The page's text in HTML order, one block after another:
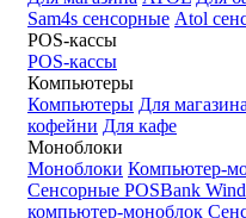
Sam4s сенсорные Atol
POS-кассы
POS-кассы
Компьютеры
Компьютеры Для магазина
кофейни Для кафе
Моноблоки
Моноблоки Компьютер-
Сенсорные POSBank
компьютер-моноблок